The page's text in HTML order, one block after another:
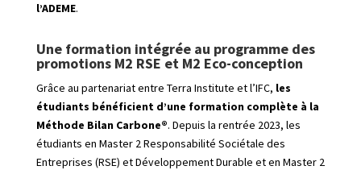
l’ADEME.
Une formation intégrée au programme des
promotions M2 RSE et M2 Eco-conception
Grâce au partenariat entre Terra Institute et l’IFC, les
étudiants bénéficient d’une formation complète à la
Méthode Bilan Carbone®. Depuis la rentrée 2023, les
étudiants en Master 2 Responsabilité Sociétale des
Entreprises (RSE) et Développement Durable et en Master 2